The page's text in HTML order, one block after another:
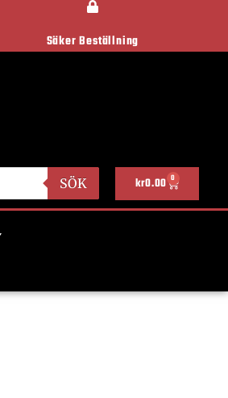
Säker Beställning
SÖK kr0.00 0